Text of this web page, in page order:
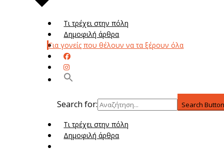
Τι τρέχει στην πόλη
Δημοφιλή άρθρα
Για γονείς που θέλουν να τα ξέρουν όλα
Search for: Search
Τι τρέχει στην πόλη
Δημοφιλή άρθρα